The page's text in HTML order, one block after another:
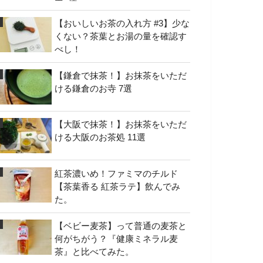
【おいしいお茶の入れ方 #3】少な
くない？茶葉とお湯の量を確認す
べし！
【鎌倉で抹茶！】お抹茶をいただ
ける鎌倉のお寺 7選
【大阪で抹茶！】お抹茶をいただ
ける大阪のお茶処 11選
紅茶濃いめ！ファミマのチルド
【茶葉香る 紅茶ラテ】飲んでみ
た。
【ベビー麦茶】って普通の麦茶と
何がちがう？『健康ミネラル麦
茶』と比べてみた。